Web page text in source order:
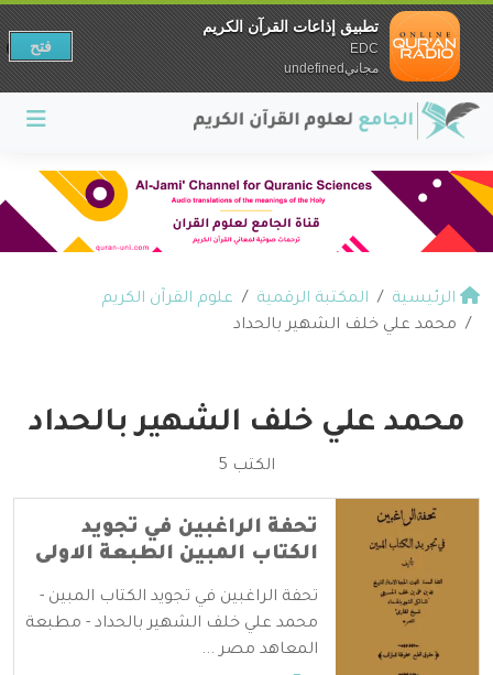
الرئيسية المكتبة الرقمية
علوم القرآن الكريم
محمد علي خلف الشهير بالحداد
محمد علي خلف الشهير بالحداد
الكتب 5
تحفة الراغبين في تجويد
الكتاب المبين الطبعة الاولى
تحفة الراغبين في تجويد الكتاب المبين -
محمد علي خلف الشهير بالحداد - مطبعة
المعاهد مصر ...
تطبيق إذاعات القرآن الكريم
EDC
مجانيundefined
فتح